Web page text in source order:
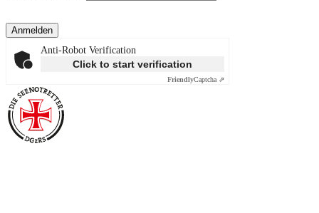
Anmelden
Anti-Robot Verification
Click to start verification
FriendlyCaptcha ⇗